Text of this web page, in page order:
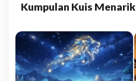
Kumpulan Kuis Menarik